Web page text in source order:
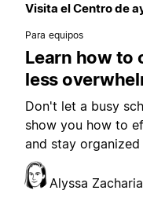
Visita el Centro de
Para equipos
Learn how to
less
Don't let a busy
show you how to
and stay
Alyssa